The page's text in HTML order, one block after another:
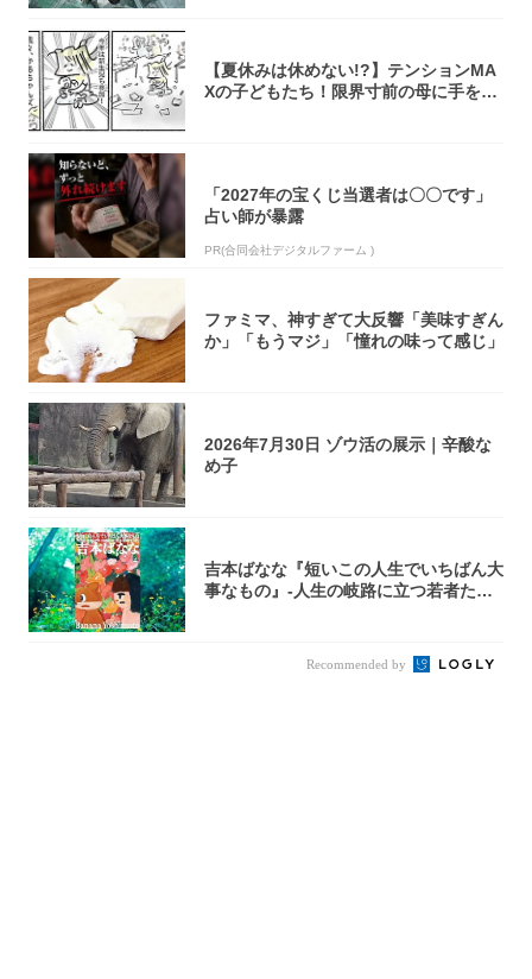
【夏休みは休めない!?】テンションMA
Xの子どもたち！限界寸前の母に手を差
「2027年の宝くじ当選者は〇〇です」
占い師が暴露
PR(合同会社デジタルファーム )
ファミマ、神すぎて大反響「美味すぎん
か」「もうマジ」「憧れの味って感じ」
2026年7月30日 ゾウ活の展示｜辛酸な
め子
吉本ばなな『短いこの人生でいちばん大
事なもの』-人生の岐路に立つ若者たち
Recommended by